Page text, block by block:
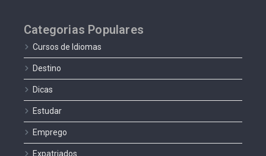
Categorias Populares
Cursos de Idiomas
Destino
Dicas
Estudar
Emprego
Expatriados